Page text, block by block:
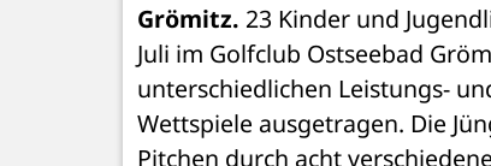
Grömitz. 23 Kinder und
Juli im Golfclub Ostseebad
unterschiedlichen Leistungs-
Wettspiele ausgetragen. Die
Pitchen durch acht